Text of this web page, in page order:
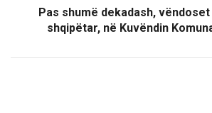
Pas shumë dekadash,
shqipëtar, në Kuvëndin